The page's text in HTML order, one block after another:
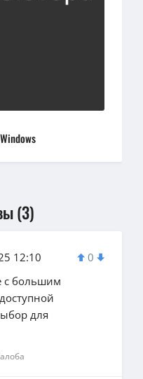
(3)
12:10
0
с большим
для